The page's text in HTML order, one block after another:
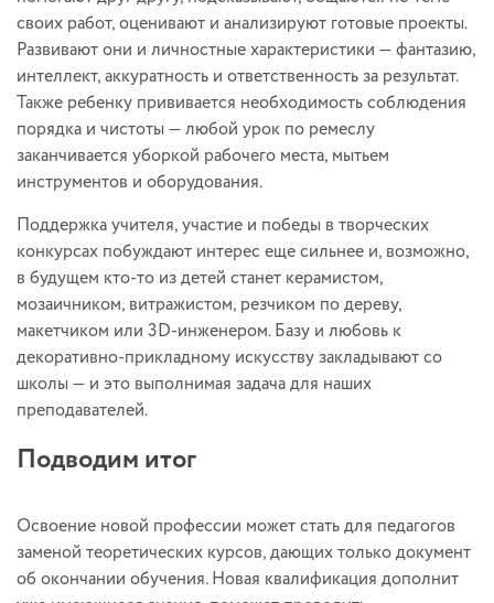
своих работ, оценивают и анализируют готовые проекты.
Развивают они и личностные характеристики — фантазию,
интеллект, аккуратность и ответственность за результат.
Также ребенку прививается необходимость соблюдения
порядка и чистоты — любой урок по ремеслу
заканчивается уборкой рабочего места, мытьем
инструментов и оборудования.
Поддержка учителя, участие и победы в творческих
конкурсах побуждают интерес еще сильнее и, возможно,
в будущем кто-то из детей станет керамистом,
мозаичником, витражистом, резчиком по дереву,
макетчиком или 3D-инженером. Базу и любовь к
декоративно-прикладному искусству закладывают со
школы — и это выполнимая задача для наших
преподавателей.
Подводим итог
Освоение новой профессии может стать для педагогов
заменой теоретических курсов, дающих только документ
об окончании обучения. Новая квалификация дополнит